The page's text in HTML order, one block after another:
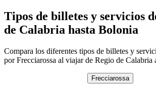
Tipos de billetes y servicios
de Calabria hasta Bolonia
Compara los diferentes tipos de billetes y
por Frecciarossa al viajar de Regio de Calabria
Frecciarossa